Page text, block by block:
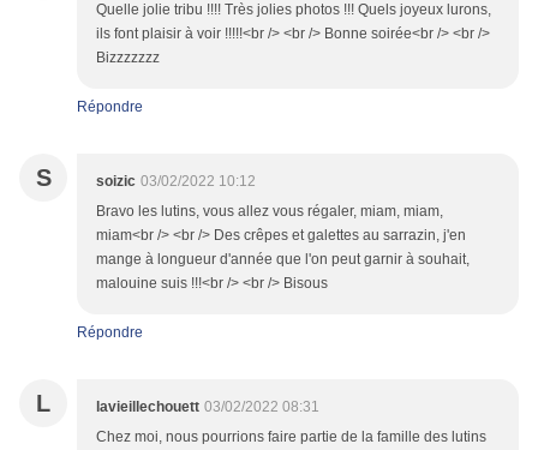
Quelle jolie tribu !!!! Très jolies photos !!! Quels joyeux lurons,
ils font plaisir à voir !!!!!<br /> <br /> Bonne soirée<br /> <br />
Bizzzzzzz
Répondre
S soizic 03/02/2022 10:12
Bravo les lutins, vous allez vous régaler, miam, miam,
miam<br /> <br /> Des crêpes et galettes au sarrazin, j'en
mange à longueur d'année que l'on peut garnir à souhait,
malouine suis !!!<br /> <br /> Bisous
Répondre
L lavieillechouett 03/02/2022 08:31
Chez moi, nous pourrions faire partie de la famille des lutins